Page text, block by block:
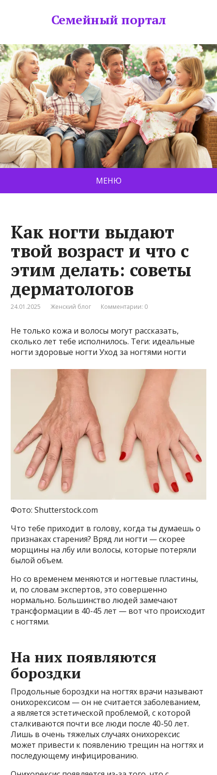
Семейный портал
МЕНЮ
Как ногти выдают
твой возраст и что с
этим делать: советы
дерматологов
24.01.2025 Женский блог Комментарии: 0
Не только кожа и волосы могут рассказать,
сколько лет тебе исполнилось. Теги: идеальные
ногти здоровые ногти Уход за ногтями ногти
Фото: Shutterstock.com
Что тебе приходит в голову, когда ты думаешь о
признаках старения? Вряд ли ногти — скорее
морщины на лбу или волосы, которые потеряли
былой объем.
Но со временем меняются и ногтевые пластины,
и, по словам экспертов, это совершенно
нормально. Большинство людей замечают
трансформации в 40-45 лет — вот что происходит
с ногтями.
На них появляются
бороздки
Продольные бороздки на ногтях врачи называют
онихорексисом — он не считается заболеванием,
а является эстетической проблемой, с которой
сталкиваются почти все люди после 40-50 лет.
Лишь в очень тяжелых случаях онихорексис
может привести к появлению трещин на ногтях и
последующему инфицированию.